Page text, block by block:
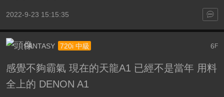
2022-9-23 15:15:35
6 F
FANTASY 720i 中級
感覺不夠霸氣 現在的天龍A1 已經不是當年 用料
全上的 DENON A1